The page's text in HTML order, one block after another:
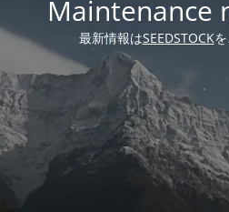
Maintenance
最新情報はSEEDSTOCK